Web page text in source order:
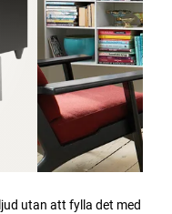
utan att fylla det med